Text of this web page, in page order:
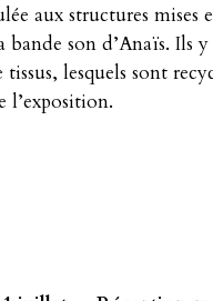
aux structures mises
son d’Anaïs. Ils
lesquels sont
l’exposition.